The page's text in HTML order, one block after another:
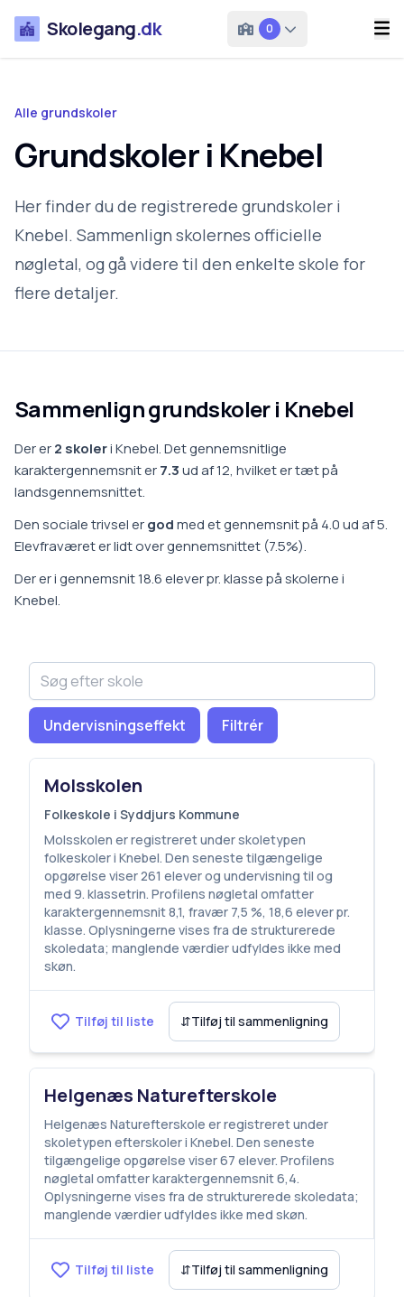
Skolegang.dk 0
Alle grundskoler
Grundskoler i Knebel
Her finder du de registrerede grundskoler i
Knebel. Sammenlign skolernes officielle
nøgletal, og gå videre til den enkelte skole for
flere detaljer.
Sammenlign grundskoler i Knebel
Der er2 skoleriKnebel.Det gennemsnitlige
karaktergennemsnit er7.3ud af 12, hvilket ertæt på
landsgennemsnittet.
Den sociale trivsel ergodmed et gennemsnit på 4.0ud af 5.
Elevfraværet erlidt over gennemsnittet (7.5%).
Der er i gennemsnit18.6elever pr. klasse påskolerne i
Knebel.
Undervisningseffekt Filtrér
Molsskolen
Folkeskole i Syddjurs Kommune
Molsskolen er registreret under skoletypen
folkeskoler i Knebel. Den seneste tilgængelige
opgørelse viser 261 elever og undervisning til og
med 9. klassetrin. Profilens nøgletal omfatter
karaktergennemsnit 8,1, fravær 7,5 %, 18,6 elever pr.
klasse. Oplysningerne vises fra de strukturerede
skoledata; manglende værdier udfyldes ikke med
skøn.
Tilføj til liste ⇵Tilføj til sammenligning
Helgenæs Naturefterskole
Helgenæs Naturefterskole er registreret under
skoletypen efterskoler i Knebel. Den seneste
tilgængelige opgørelse viser 67 elever. Profilens
nøgletal omfatter karaktergennemsnit 6,4.
Oplysningerne vises fra de strukturerede skoledata;
manglende værdier udfyldes ikke med skøn.
Tilføj til liste ⇵Tilføj til sammenligning